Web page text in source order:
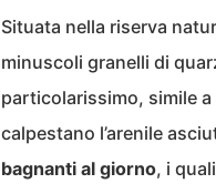
Situata nella riserva
minuscoli granelli di
particolarissimo, simile
calpestano l’arenile
bagnanti al giorno, i